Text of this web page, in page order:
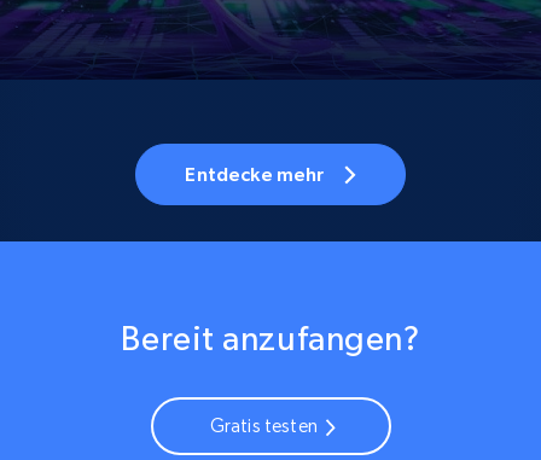
Entdecke mehr
Bereit anzufangen?
Gratis testen